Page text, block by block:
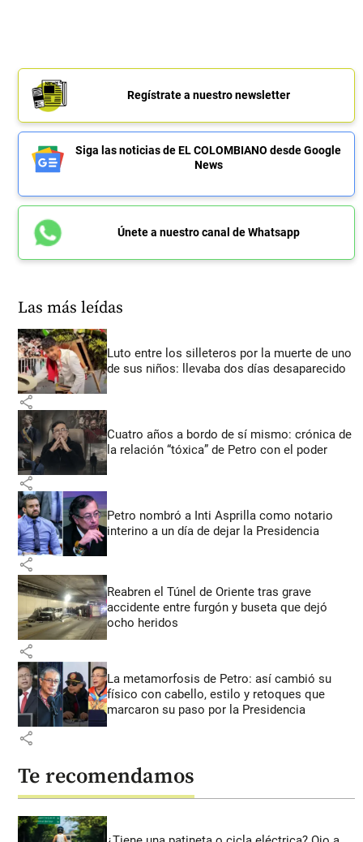
Regístrate a nuestro newsletter
Siga las noticias de EL COLOMBIANO desde Google
News
Únete a nuestro canal de Whatsapp
Las más leídas
Luto entre los silleteros por la muerte de uno
de sus niños: llevaba dos días desaparecido
share
Cuatro años a bordo de sí mismo: crónica de
la relación “tóxica” de Petro con el poder
share
Petro nombró a Inti Asprilla como notario
interino a un día de dejar la Presidencia
share
Reabren el Túnel de Oriente tras grave
accidente entre furgón y buseta que dejó
ocho heridos
share
La metamorfosis de Petro: así cambió su
físico con cabello, estilo y retoques que
marcaron su paso por la Presidencia
share
Te recomendamos